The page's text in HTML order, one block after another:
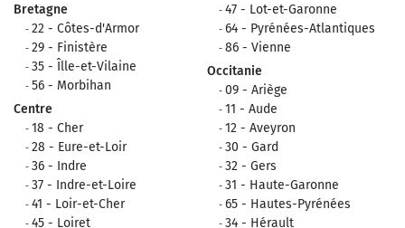
Bretagne
22 - Côtes-d'Armor
29 - Finistère
35 - Îlle-et-Vilaine
56 - Morbihan
Centre
18 - Cher
28 - Eure-et-Loir
36 - Indre
37 - Indre-et-Loire
41 - Loir-et-Cher
45 - Loiret
47 - Lot-et-Garonne
64 - Pyrénées-Atlantiques
86 - Vienne
Occitanie
09 - Ariège
11 - Aude
12 - Aveyron
30 - Gard
32 - Gers
31 - Haute-Garonne
65 - Hautes-Pyrénées
34 - Hérault